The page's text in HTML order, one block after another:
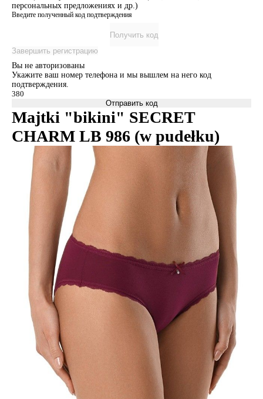
персональных предложениях и др.)
Введите полученный код подтверждения
Получить код
Завершить регистрацию
Вы не авторизованы
Укажите ваш номер телефона и мы вышлем на него код
подтверждения.
Отправить код
Majtki "bikini" SECRET
CHARM LB 986 (w pudełku)